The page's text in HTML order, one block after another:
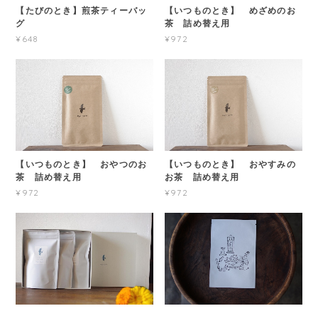
【たびのとき】煎茶ティーバッ
グ
¥648
【いつものとき】 めざめのお
茶 詰め替え用
¥972
【いつものとき】 おやつのお
茶 詰め替え用
¥972
【いつものとき】 おやすみの
お茶 詰め替え用
¥972